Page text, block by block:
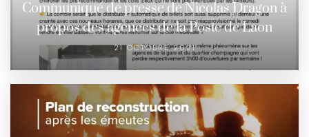
Communiqué de presse de Nicolas Dragon à
propos des agences de la Poste de Laon
21 OCTOBRE 2021